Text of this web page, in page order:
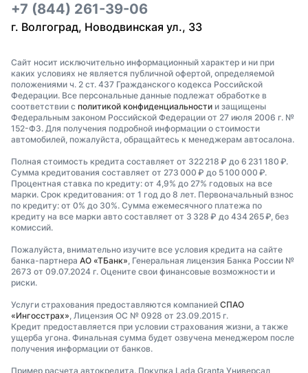
+7 (844) 261-39-06
г. Волгоград, Новодвинская ул., 33
Сайт носит исключительно информационный характер и ни при
каких условиях не является публичной офертой, определяемой
положениями ч. 2 ст. 437 Гражданского кодекса Российской
Федерации. Все персональные данные подлежат обработке в
соответствии с политикой конфиденциальности и защищены
Федеральным законом Российской Федерации от 27 июля 2006 г. №
152-ФЗ. Для получения подробной информации о стоимости
автомобилей, пожалуйста, обращайтесь к менеджерам автосалона.
Полная стоимость кредита составляет от 322 218 ₽ до 6 231 180 ₽.
Сумма кредитования составляет от 273 000 ₽ до 5 100 000 ₽.
Процентная ставка по кредиту: от 4,9% до 27% годовых на все
марки. Срок кредитования: от 1 год до 8 лет. Первоначальный взнос
по кредиту: от 0% до 30%. Сумма ежемесячного платежа по
кредиту на все марки авто составляет от 3 328 ₽ до 434 265 ₽, без
комиссий.
Пожалуйста, внимательно изучите все условия кредита на сайте
банка-партнера АО «ТБанк», Генеральная лицензия Банка России №
2673 от 09.07.2024 г. Оцените свои финансовые возможности и
риски.
Услуги страхования предоставляются компанией СПАО
«Ингосстрах», Лицензия ОС № 0928 от 23.09.2015 г.
Кредит предоставляется при условии страхования жизни, а также
ущерба угона. Финальная сумма будет озвучена менеджером после
получения информации от банков.
Пример расчета автокредита. Покупка Lada Granta Универсал